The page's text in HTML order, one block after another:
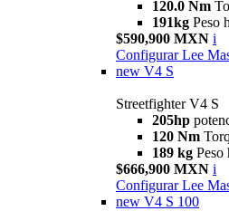
120.0 Nm
191kg Peso
$590,900 MXN i
Configurar Lee
new V4 S
Streetfighter V4 S
205hp
120 Nm
189 kg Peso
$666,900 MXN i
Configurar Lee
new V4 S 100